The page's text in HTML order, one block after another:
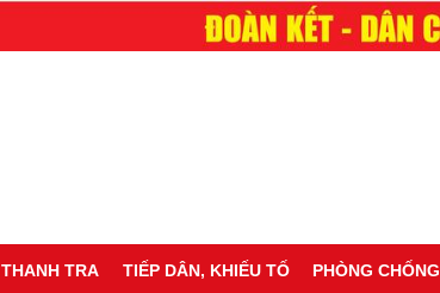
THANH TRA TIẾP DÂN, KHIẾU TỐ PHÒNG